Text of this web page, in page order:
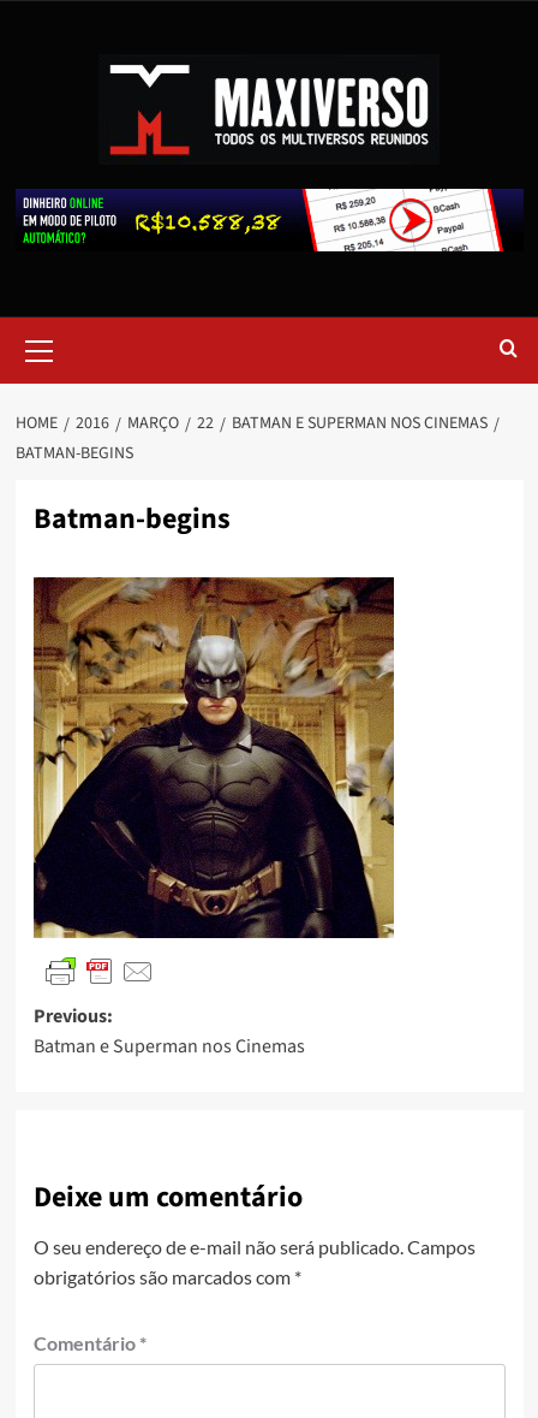
HOME 2016 MARÇO 22
BATMAN E SUPERMAN NOS CINEMAS
BATMAN-BEGINS
Batman-begins
Previous:
Batman e Superman nos Cinemas
Deixe um comentário
O seu endereço de e-mail não será publicado. Campos
obrigatórios são marcados com *
Comentário *